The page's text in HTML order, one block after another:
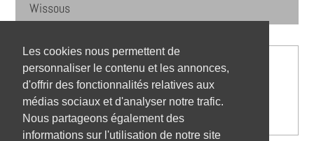
Les cookies nous permettent de
personnaliser le contenu et les annonces,
d'offrir des fonctionnalités relatives aux
médias sociaux et d'analyser notre trafic.
Nous partageons également des
informations sur l'utilisation de notre site
Wissous